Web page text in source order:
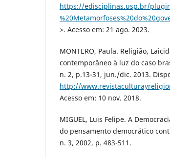
https://edisciplinas.usp.br/
>. Acesso em: 21 ago. 2023.
MONTERO, Paula. Religião,
contemporâneo à luz do caso
n. 2, p.13-31, jun./dic. 2013.
http://
Acesso em: 10 nov. 2018.
MIGUEL, Luis Felipe. A
do pensamento democrático
n. 3, 2002, p. 483-511.